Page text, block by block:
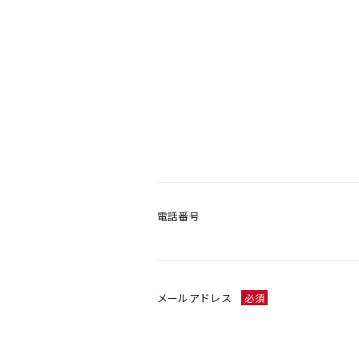
電話番号
メールアドレス 必須